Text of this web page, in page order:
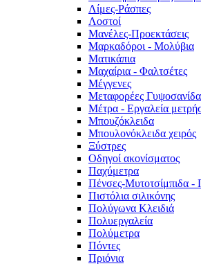
Λίμες-Ράσπες
Λοστοί
Μανέλες-Προεκτάσεις
Μαρκαδόροι - Μολύβια
Ματικάπια
Μαχαίρια - Φαλτσέτες
Μέγγενες
Μεταφορέες
Μέτρα - Εργαλεία
Μπουζόκλειδα
Μπουλονόκλειδα χειρός
Ξύστρες
Οδηγοί ακονίσματος
Παχύμετρα
Πένσες-Μυτοτσίμπιδα -
Πιστόλια σιλικόνης
Πολύγωνα Κλειδιά
Πολυεργαλεία
Πολύμετρα
Πόντες
Πριόνια